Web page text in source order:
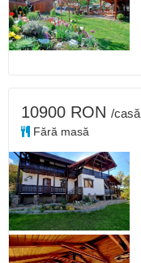
10900 RON /casă
Fără masă